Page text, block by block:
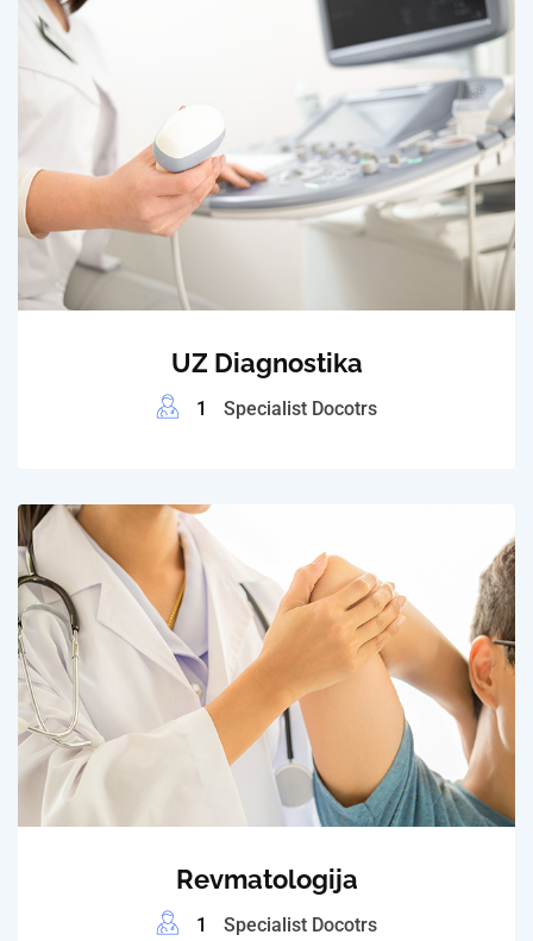
UZ Diagnostika
1 Specialist Docotrs
Revmatologija
1 Specialist Docotrs